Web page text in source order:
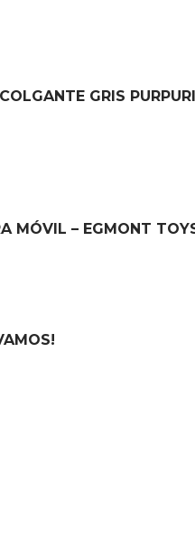
GRIS
MÓVIL – EGMONT